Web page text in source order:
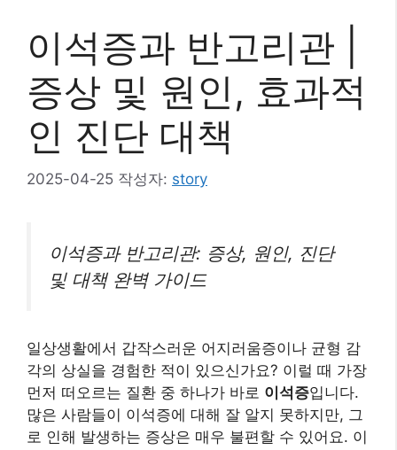
이석증과 반고리관 |
증상 및 원인, 효과적
인 진단 대책
2025-04-25 작성자: story
이석증과 반고리관: 증상, 원인, 진단
및 대책 완벽 가이드
일상생활에서 갑작스러운 어지러움증이나 균형 감
각의 상실을 경험한 적이 있으신가요? 이럴 때 가장
먼저 떠오르는 질환 중 하나가 바로 이석증입니다.
많은 사람들이 이석증에 대해 잘 알지 못하지만, 그
로 인해 발생하는 증상은 매우 불편할 수 있어요. 이